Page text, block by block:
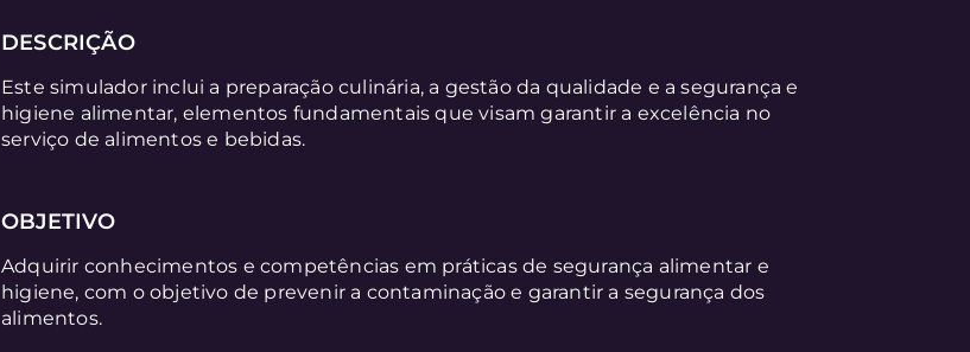
DESCRIÇÃO
Este simulador inclui a preparação culinária, a gestão da qualidade e a segurança e
higiene alimentar, elementos fundamentais que visam garantir a excelência no
serviço de alimentos e bebidas.
OBJETIVO
Adquirir conhecimentos e competências em práticas de segurança alimentar e
higiene, com o objetivo de prevenir a contaminação e garantir a segurança dos
alimentos.